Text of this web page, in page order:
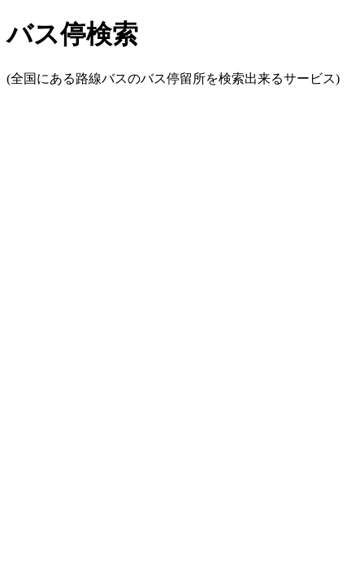
バス停検索
(全国にある路線バスのバス停留所を検索出来るサービス)